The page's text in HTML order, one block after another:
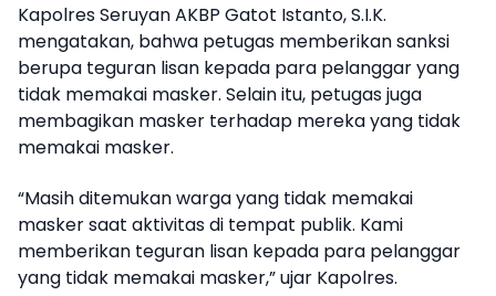
Kapolres Seruyan AKBP Gatot Istanto, S.I.K.
mengatakan, bahwa petugas memberikan sanksi
berupa teguran lisan kepada para pelanggar yang
tidak memakai masker. Selain itu, petugas juga
membagikan masker terhadap mereka yang tidak
memakai masker.
“Masih ditemukan warga yang tidak memakai
masker saat aktivitas di tempat publik. Kami
memberikan teguran lisan kepada para pelanggar
yang tidak memakai masker,” ujar Kapolres.